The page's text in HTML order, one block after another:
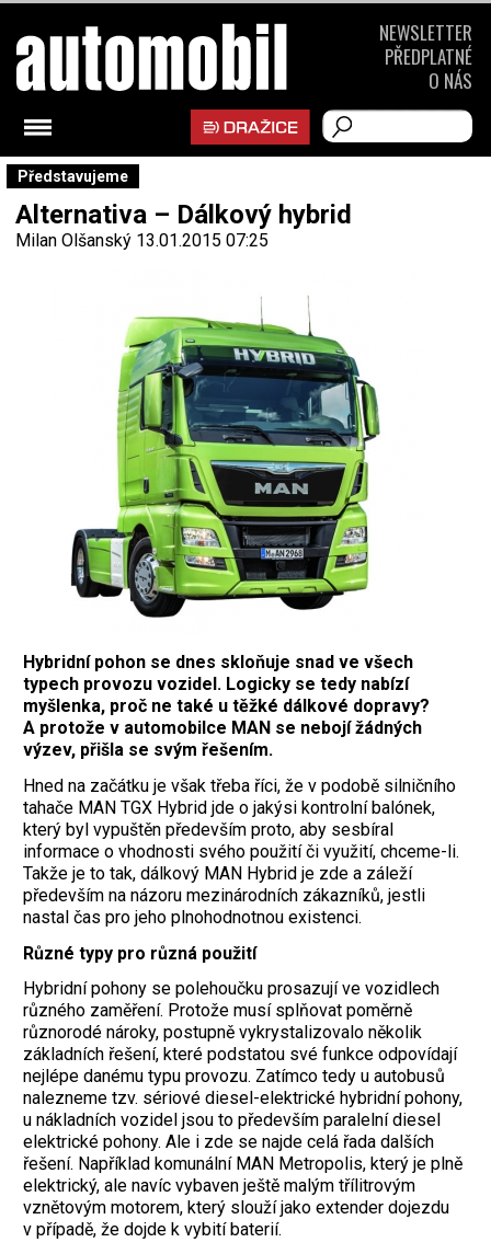
Představujeme
Alternativa – Dálkový hybrid
Milan Olšanský 13.01.2015 07:25
Hybridní pohon se dnes skloňuje snad ve všech
typech provozu vozidel. Logicky se tedy nabízí
myšlenka, proč ne také u těžké dálkové dopravy?
A protože v automobilce MAN se nebojí žádných
výzev, přišla se svým řešením.
Hned na začátku je však třeba říci, že v podobě silničního
tahače MAN TGX Hybrid jde o jakýsi kontrolní balónek,
který byl vypuštěn především proto, aby sesbíral
informace o vhodnosti svého použití či využití, chceme-li.
Takže je to tak, dálkový MAN Hybrid je zde a záleží
především na názoru mezinárodních zákazníků, jestli
nastal čas pro jeho plnohodnotnou existenci.
Různé typy pro různá použití
Hybridní pohony se polehoučku prosazují ve vozidlech
různého zaměření. Protože musí splňovat poměrně
různorodé nároky, postupně vykrystalizovalo několik
základních řešení, které podstatou své funkce odpovídají
nejlépe danému typu provozu. Zatímco tedy u autobusů
nalezneme tzv. sériové diesel-elektrické hybridní pohony,
u nákladních vozidel jsou to především paralelní diesel
elektrické pohony. Ale i zde se najde celá řada dalších
řešení. Například komunální MAN Metropolis, který je plně
elektrický, ale navíc vybaven ještě malým třílitrovým
vznětovým motorem, který slouží jako extender dojezdu
v případě, že dojde k vybití baterií.
NEWSLETTER
PŘEDPLATNÉ
O NÁS